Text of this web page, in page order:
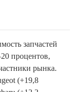
запчастей
процентов,
рынка.
(+19,8